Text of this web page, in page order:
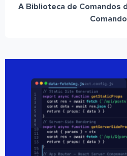
A Biblioteca de Comandos